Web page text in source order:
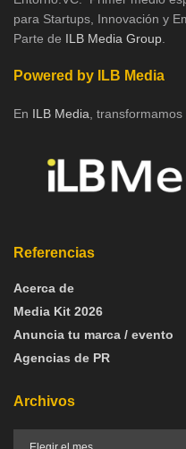
para Startups, Innovación y
Parte de ILB Media Group
Powered by ILB Media
En ILB Media ,
Referencias
Acerca de
Media Kit 2026
Anuncia tu marca / evento
Agencias de PR
Archivos